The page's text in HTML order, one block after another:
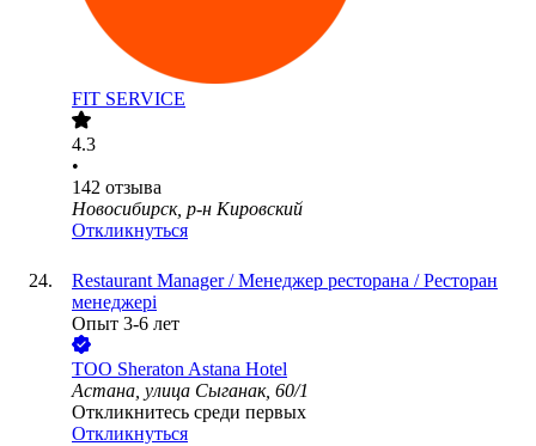
FIT SERVICE
4.3
•
142 отзыва
Новосибирск, р-н Кировский
Откликнуться
Restaurant Manager / Менеджер ресторана / Ресторан
менеджері
Опыт 3-6 лет
ТОО Sheraton Astana Hotel
Астана, улица Сыганак, 60/1
Откликнитесь среди первых
Откликнуться